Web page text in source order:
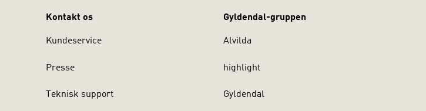
Kontakt os
Kundeservice
Presse
Teknisk support
Gyldendal-gruppen
Alvilda
highlight
Gyldendal